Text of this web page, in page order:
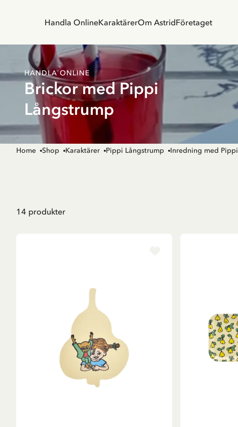
Handla OnlineKaraktärerOm AstridFöretaget
HANDLA ONLINE
Brickor med Pippi
Långstrump
Home Shop Karaktärer Pippi Långstrump Inredning med Pippi
14 produkter